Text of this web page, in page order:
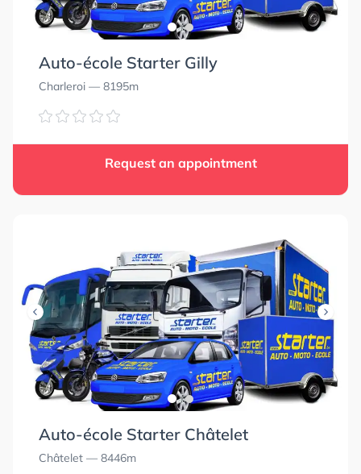
Auto-école Starter Gilly
Charleroi — 8195m
Request an appointment
Auto-école Starter Châtelet
Châtelet — 8446m